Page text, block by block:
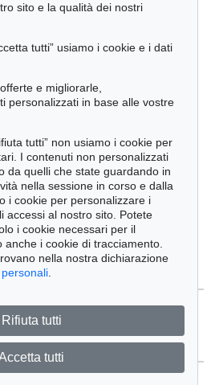
Dati
sito e la qualità dei nostri
tutti” usiamo i cookie e i dati
e migliorarle,
personalizzati in base alle vostre
tutti” non usiamo i cookie per
I contenuti non personalizzati
da quelli che state guardando in
nella sessione in corso e dalla
i cookie per personalizzare i
accessi al nostro sito. Potete
i cookie necessari per il
i cookie di tracciamento.
nella nostra dichiarazione
Rifiuta tutti
tutti